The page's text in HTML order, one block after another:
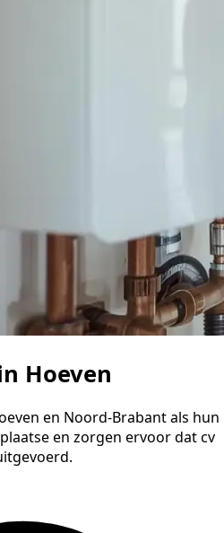
Hoeven
en Noord-Brabant als hun
en zorgen ervoor dat cv